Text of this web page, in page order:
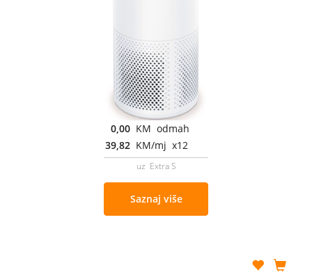
0,00 KM odmah
39,82 KM/mj x12
uz Extra S
Saznaj više